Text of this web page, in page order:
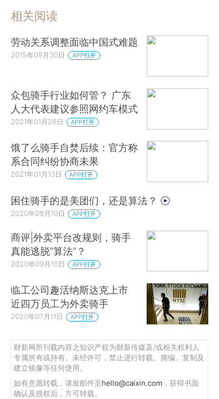
相关阅读
劳动关系调整面临中国式难题
2015年09月30日 APP打开
众包骑手行业如何管？ 广东
人大代表建议参照网约车模式
2021年01月26日 APP打开
饿了么骑手自焚后续：官方称
系合同纠纷协商未果
2021年01月13日 APP打开
困住骑手的是美团们，还是算法？
2020年09月10日 APP打开
商评|外卖平台改规则，骑手
真能逃脱“算法”？
2020年09月10日 APP打开
临工公司趣活纳斯达克上市
近四万员工为外卖骑手
2020年07月11日 APP打开
财新网所刊载内容之知识产权为财新传媒及/或相关权利人
专属所有或持有。未经许可，禁止进行转载、摘编、复制及
建立镜像等任何使用。
如有意愿转载，请发邮件至hello@caixin.com ，获得书面
确认及授权后，方可转载。